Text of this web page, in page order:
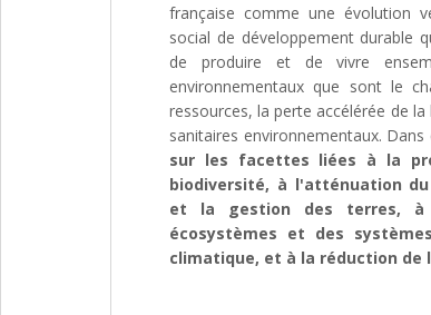
française comme une évolution
social de développement durable
de produire et de vivre
environnementaux que sont le
ressources, la perte accélérée de
sanitaires environnementaux.
sur les facettes liées à la
biodiversité, à l'atténuation
et la gestion des terres, à
écosystèmes et des
climatique, et à la réduction de